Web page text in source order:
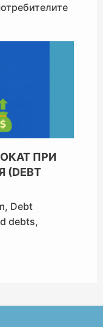
ПРИ
, Debt
debts,